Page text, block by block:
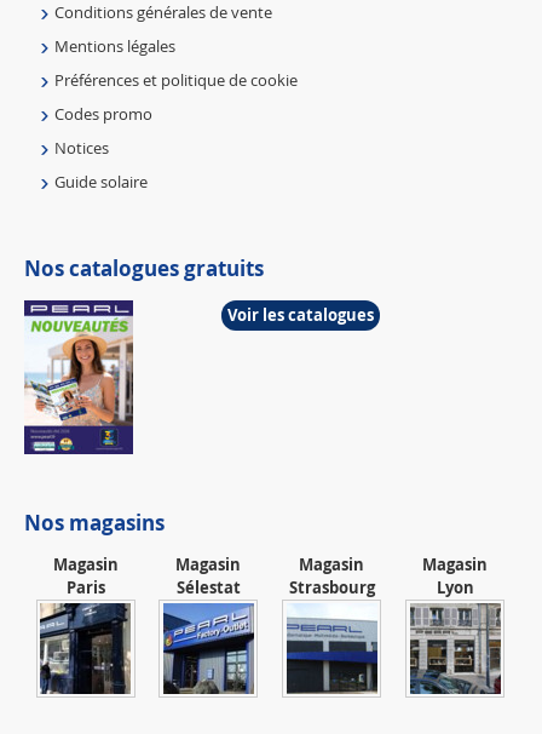
Conditions générales de vente
Mentions légales
Préférences et politique de cookie
Codes promo
Notices
Guide solaire
Nos catalogues gratuits
Voir les catalogues
Nos magasins
Magasin
Paris
Magasin
Sélestat
Magasin
Strasbourg
Magasin
Lyon